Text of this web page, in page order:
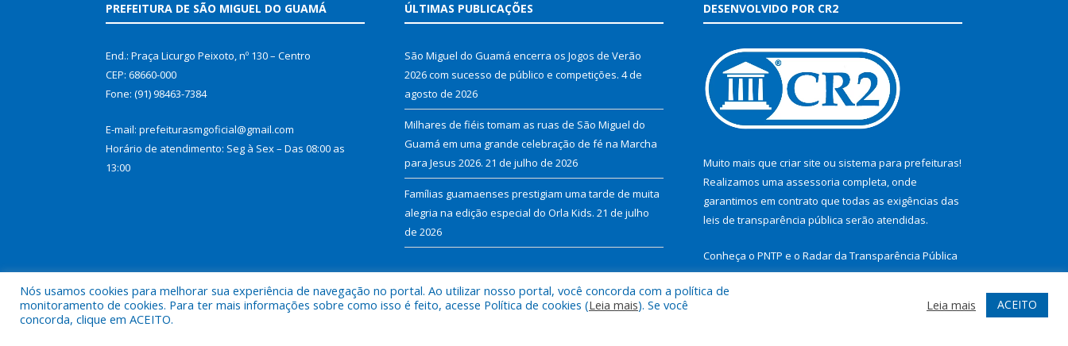
PREFEITURA DE SÃO MIGUEL DO GUAMÁ
End.: Praça Licurgo Peixoto, nº 130 – Centro
CEP: 68660-000
Fone: (91) 98463-7384
E-mail: prefeiturasmgoficial@gmail.com
Horário de atendimento: Seg à Sex – Das 08:00 as
13:00
ÚLTIMAS PUBLICAÇÕES
São Miguel do Guamá encerra os Jogos de Verão
2026 com sucesso de público e competições. 4 de
agosto de 2026
Milhares de fiéis tomam as ruas de São Miguel do
Guamá em uma grande celebração de fé na Marcha
para Jesus 2026. 21 de julho de 2026
Famílias guamaenses prestigiam uma tarde de muita
alegria na edição especial do Orla Kids. 21 de julho
de 2026
DESENVOLVIDO POR CR2
Muito mais que criar site ou sistema para prefeituras!
Realizamos uma assessoria completa, onde
garantimos em contrato que todas as exigências das
leis de transparência pública serão atendidas.
Conheça o PNTP e o Radar da Transparência Pública
Nós usamos cookies para melhorar sua experiência de navegação no portal. Ao utilizar nosso portal, você concorda com a política de
monitoramento de cookies. Para ter mais informações sobre como isso é feito, acesse Política de cookies (Leia mais). Se você
concorda, clique em ACEITO.
Leia mais ACEITO